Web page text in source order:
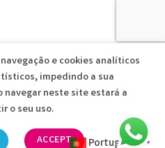
HOTELEIRO2026 © Desenvolvido
Portuguese ▼
e cookies analíticos
impedindo a sua
navegar neste site estará a
o seu uso.
ACCEPT